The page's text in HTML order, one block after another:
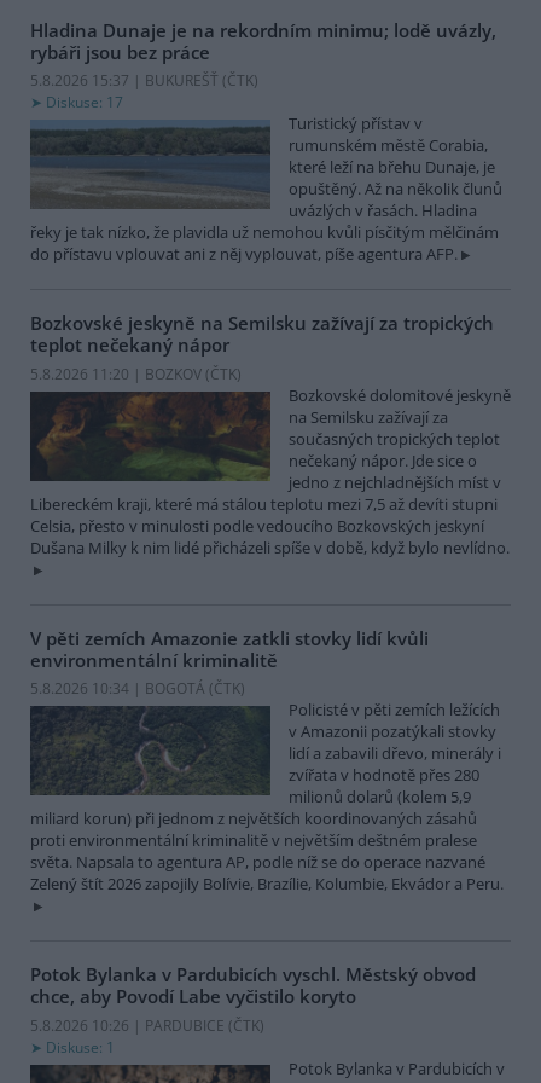
Hladina Dunaje je na rekordním minimu; lodě uvázly,
rybáři jsou bez práce
5.8.2026 15:37 | BUKUREŠŤ (ČTK)
Diskuse: 17
Turistický přístav v
rumunském městě Corabia,
které leží na břehu Dunaje, je
opuštěný. Až na několik člunů
uvázlých v řasách. Hladina
řeky je tak nízko, že plavidla už nemohou kvůli písčitým mělčinám
do přístavu vplouvat ani z něj vyplouvat, píše agentura AFP.
Bozkovské jeskyně na Semilsku zažívají za tropických
teplot nečekaný nápor
5.8.2026 11:20 | BOZKOV (ČTK)
Bozkovské dolomitové jeskyně
na Semilsku zažívají za
současných tropických teplot
nečekaný nápor. Jde sice o
jedno z nejchladnějších míst v
Libereckém kraji, které má stálou teplotu mezi 7,5 až devíti stupni
Celsia, přesto v minulosti podle vedoucího Bozkovských jeskyní
Dušana Milky k nim lidé přicházeli spíše v době, když bylo nevlídno.
V pěti zemích Amazonie zatkli stovky lidí kvůli
environmentální kriminalitě
5.8.2026 10:34 | BOGOTÁ (ČTK)
Policisté v pěti zemích ležících
v Amazonii pozatýkali stovky
lidí a zabavili dřevo, minerály i
zvířata v hodnotě přes 280
milionů dolarů (kolem 5,9
miliard korun) při jednom z největších koordinovaných zásahů
proti environmentální kriminalitě v největším deštném pralese
světa. Napsala to agentura AP, podle níž se do operace nazvané
Zelený štít 2026 zapojily Bolívie, Brazílie, Kolumbie, Ekvádor a Peru.
Potok Bylanka v Pardubicích vyschl. Městský obvod
chce, aby Povodí Labe vyčistilo koryto
5.8.2026 10:26 | PARDUBICE (ČTK)
Diskuse: 1
Potok Bylanka v Pardubicích v